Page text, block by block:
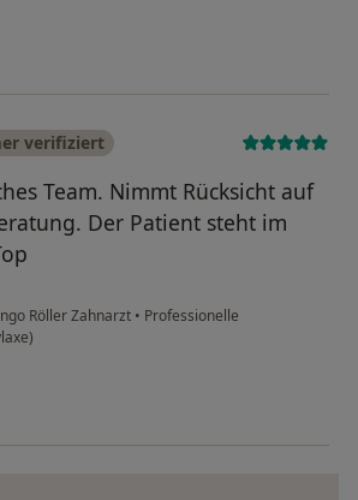
verifiziert
Team. Nimmt Rücksicht auf
Der Patient steht im
Röller Zahnarzt • Professionelle